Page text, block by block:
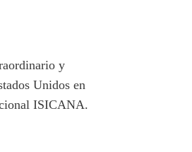
y
Unidos en
ISICANA.